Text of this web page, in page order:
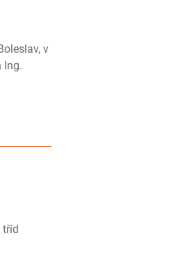
v
Ing.
tříd